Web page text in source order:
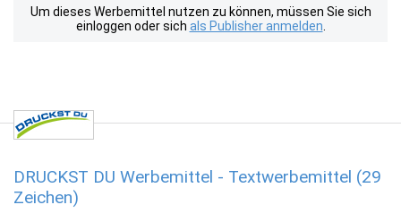
Um dieses Werbemittel nutzen zu können, müssen Sie sich
einloggen oder sich als Publisher anmelden
DRUCKST DU Werbemittel - Textwerbemittel (29
Zeichen)